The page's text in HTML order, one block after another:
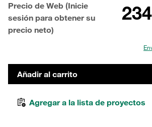
Precio de Web (Inicie
sesión para obtener su
precio neto)
Añadir al carrito
Agregar a la lista de proyectos